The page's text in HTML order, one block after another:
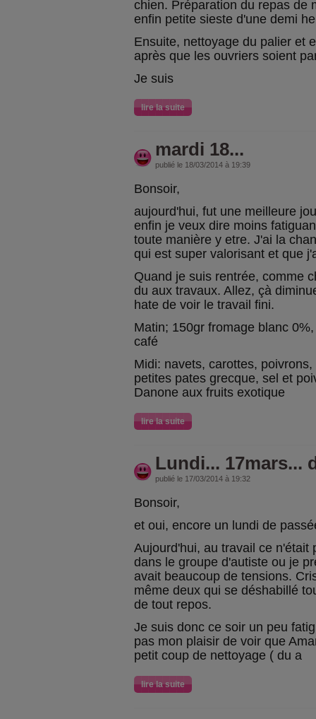
chien. Préparation du repas de
enfin petite sieste d'une demi
Ensuite, nettoyage du palier et
après que les ouvriers soient
Je suis
lire la suite
mardi 18...
publié le 18/03/2014 à 19:39
Bonsoir,
aujourd'hui, fut une meilleure
enfin je veux dire moins
toute manière y etre. J'ai la
qui est super valorisant et que
Quand je suis rentrée, comme
du aux travaux. Allez, çà
hate de voir le travail fini.
Matin; 150gr fromage blanc
café
Midi: navets, carottes,
petites pates grecque, sel et
Danone aux fruits exotique
lire la suite
Lundi... 17mars...
publié le 17/03/2014 à 19:32
Bonsoir,
et oui, encore un lundi de
Aujourd'hui, au travail ce n'était
dans le groupe d'autiste ou je
avait beaucoup de tensions.
même deux qui se déshabillé
de tout repos.
Je suis donc ce soir un peu
pas mon plaisir de voir que
petit coup de nettoyage ( du a
lire la suite